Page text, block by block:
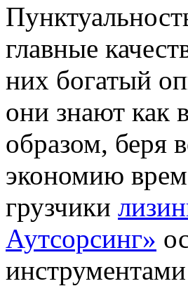
главные
них богатый
они знают как
образом, беря
экономию
грузчики
Аутсорсинг»